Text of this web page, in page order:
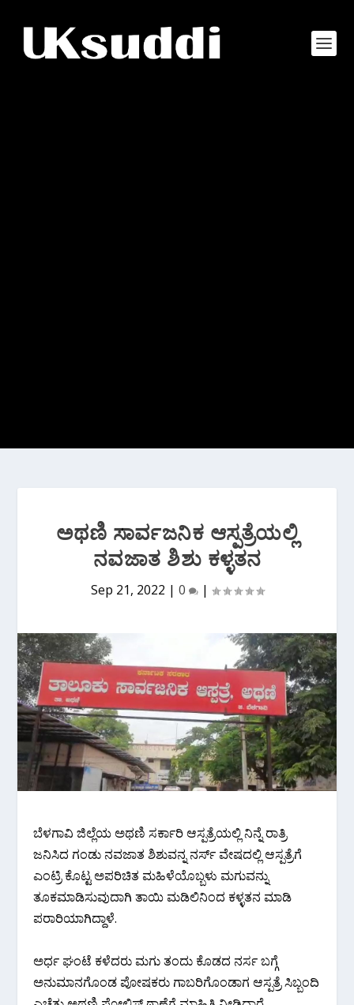
ಅಥಣಿ ಸಾರ್ವಜನಿಕ ಆಸ್ಪತ್ರೆಯಲ್ಲಿ
ನವಜಾತ ಶಿಶು ಕಳ್ಳತನ
Sep 21, 2022 | 0 |
ಬೆಳಗಾವಿ ಜಿಲ್ಲೆಯ ಅಥಣಿ ಸರ್ಕಾರಿ ಆಸ್ಪತ್ರೆಯಲ್ಲಿ ನಿನ್ನೆ ರಾತ್ರಿ
ಜನಿಸಿದ ಗಂಡು ನವಜಾತ ಶಿಶುವನ್ನ ನರ್ಸ್ ವೇಷದಲ್ಲಿ ಆಸ್ಪತ್ರೆಗೆ
ಎಂಟ್ರಿ ಕೊಟ್ಟ ಅಪರಿಚಿತ ಮಹಿಳೆಯೊಬ್ಬಳು ಮಗುವನ್ನು
ತೂಕಮಾಡಿಸುವುದಾಗಿ ತಾಯಿ ಮಡಿಲಿನಿಂದ ಕಳ್ಳತನ ಮಾಡಿ
ಪರಾರಿಯಾಗಿದ್ದಾಳೆ.
ಅರ್ಧ ಘಂಟೆ ಕಳೆದರು ಮಗು ತಂದು ಕೊಡದ ನರ್ಸ ಬಗ್ಗೆ
ಅನುಮಾನಗೊಂಡ ಪೋಷಕರು ಗಾಬರಿಗೊಂಡಾಗ ಆಸ್ಪತ್ರೆ ಸಿಬ್ಬಂದಿ